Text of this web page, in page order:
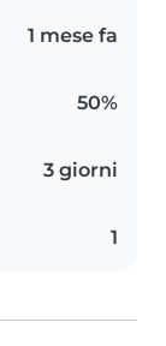
1 mese fa
50%
3 giorni
1